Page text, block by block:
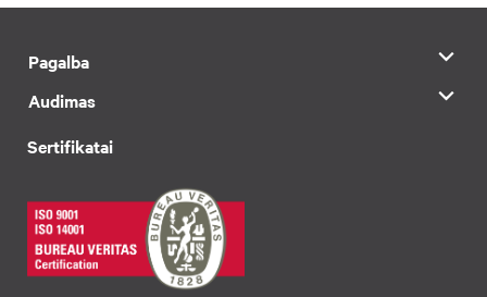
Pagalba
Audimas
Sertifikatai